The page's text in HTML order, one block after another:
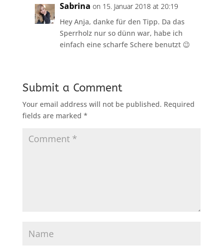
Sabrina on 15. Januar 2018 at 20:19
Hey Anja, danke für den Tipp. Da das
Sperrholz nur so dünn war, habe ich
einfach eine scharfe Schere benutzt 😉
Submit a Comment
Your email address will not be published. Required
fields are marked *